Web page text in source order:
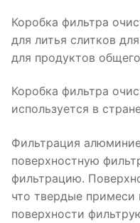
Коробка фильтра
для литья слитков
для продуктов
Коробка фильтра
используется в
Фильтрация
поверхностную
фильтрацию.
что твердые
поверхности